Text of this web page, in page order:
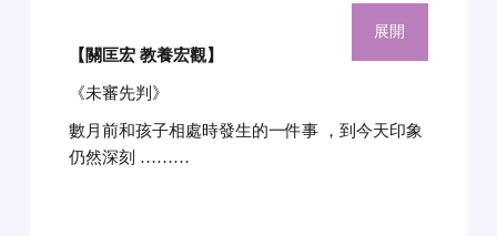
【關匡宏 教養宏觀】
《未審先判》
數月前和孩子相處時發生的一件事 ，到今天印象
仍然深刻 ………
展開